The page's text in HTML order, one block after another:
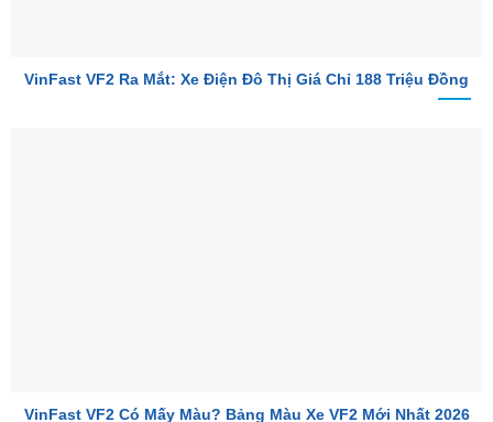
VinFast VF2 Ra Mắt: Xe Điện Đô Thị Giá Chỉ 188 Triệu Đồng
VinFast VF2 Có Mấy Màu? Bảng Màu Xe VF2 Mới Nhất 2026